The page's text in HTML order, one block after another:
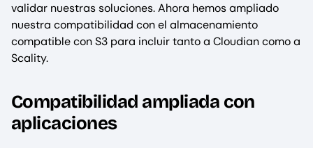
validar nuestras soluciones. Ahora hemos ampliado
nuestra compatibilidad con el almacenamiento
compatible con S3 para incluir tanto a Cloudian como a
Scality.
Compatibilidad ampliada con
aplicaciones